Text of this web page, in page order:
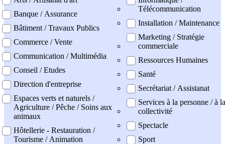
Banque / Assurance
Bâtiment / Travaux Publics
Commerce / Vente
Communication / Multimédia
Conseil / Etudes
Direction d'entreprise
Espaces verts et naturels /
Agriculture / Pêche / Soins aux
animaux
Hôtellerie - Restauration /
Tourisme / Animation
Télécommunication
Installation / Maintenance
Marketing / Stratégie
commerciale
Ressources Humaines
Santé
Secrétariat / Assistanat
Services à la personne / à la
collectivité
Spectacle
Sport